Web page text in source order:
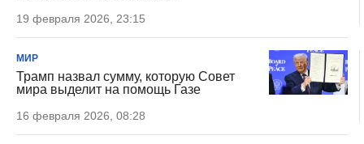
19 февраля 2026, 23:15
МИР
Трамп назвал сумму, которую Совет
мира выделит на помощь Газе
16 февраля 2026, 08:28